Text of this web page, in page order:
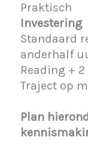
Praktisch
Investering
Standaard
anderhalf
Reading +
Traject op
Plan